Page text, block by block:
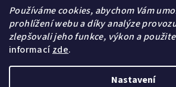
Používáme cookies, abychom Vám
prohlížení webu a díky analýze
zlepšovali jeho funkce, výkon a
informacízde.
Nastavení
9.6.2025